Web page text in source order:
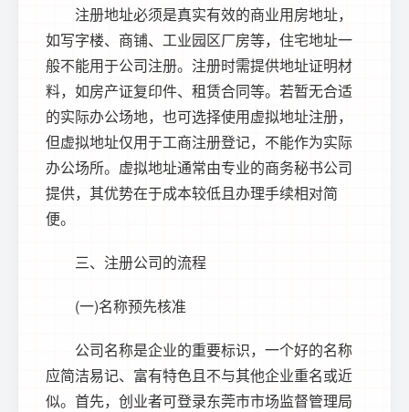
注册地址必须是真实有效的商业用房地址，
如写字楼、商铺、工业园区厂房等，住宅地址一
般不能用于公司注册。注册时需提供地址证明材
料，如房产证复印件、租赁合同等。若暂无合适
的实际办公场地，也可选择使用虚拟地址注册，
但虚拟地址仅用于工商注册登记，不能作为实际
办公场所。虚拟地址通常由专业的商务秘书公司
提供，其优势在于成本较低且办理手续相对简
便。
三、注册公司的流程
(一)名称预先核准
公司名称是企业的重要标识，一个好的名称
应简洁易记、富有特色且不与其他企业重名或近
似。首先，创业者可登录东莞市市场监督管理局